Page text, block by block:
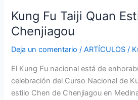
Kung Fu Taiji Quan
Chenjiagou
Deja un comentario /ARTÍCULOS /
El Kung Fu nacional está de
celebración del Curso Nacional de
estilo Chen de Chenjiagou en
Taiji
Quan
Chen
Chenjiagou